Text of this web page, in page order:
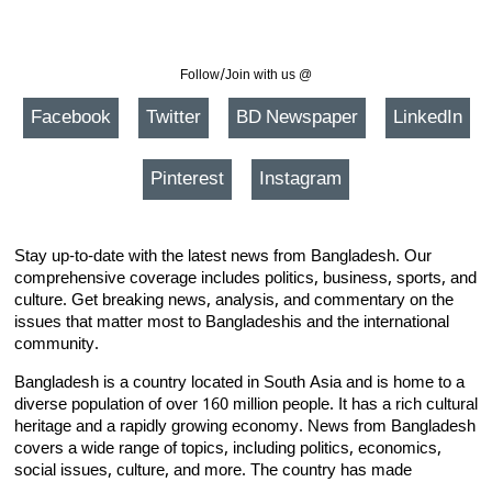
Follow/Join with us @
Facebook Twitter BD Newspaper LinkedIn
Pinterest Instagram
Stay up-to-date with the latest news from Bangladesh. Our
comprehensive coverage includes politics, business, sports, and
culture. Get breaking news, analysis, and commentary on the
issues that matter most to Bangladeshis and the international
community.
Bangladesh is a country located in South Asia and is home to a
diverse population of over 160 million people. It has a rich cultural
heritage and a rapidly growing economy. News from Bangladesh
covers a wide range of topics, including politics, economics,
social issues, culture, and more. The country has made